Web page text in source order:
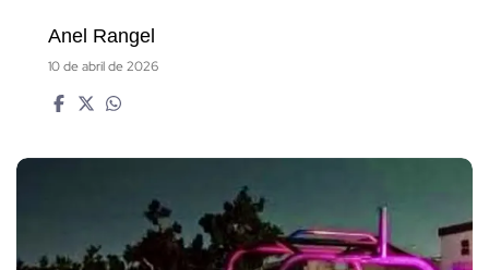
Anel Rangel
10 de abril de 2026